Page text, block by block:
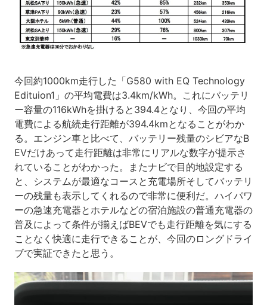
今回約1000km走行した「G580 with EQ Technology
Edituion1」の平均電費は3.4km/kWh。これにバッテリ
ー容量の116kWhを掛けると394.4となり、今回の平均
電費による航続走行距離が394.4kmとなることがわか
る。エンジン車と比べて、バッテリー残量のシビアなB
EVだけあって走行距離は非常にリアルな数字が提示さ
れていることがわかった。またナビで目的地設定する
と、システムが最適なコースと充電場所そしてバッテリ
ーの残量も表示してくれるので非常に便利だ。ハイパワ
ーの急速充電器とホテルなどの宿泊施設の普通充電器の
普及によって条件が揃えばBEVでも走行距離を気にする
ことなく快適に走行できることが、今回のロングドライ
ブで実証できたと思う。